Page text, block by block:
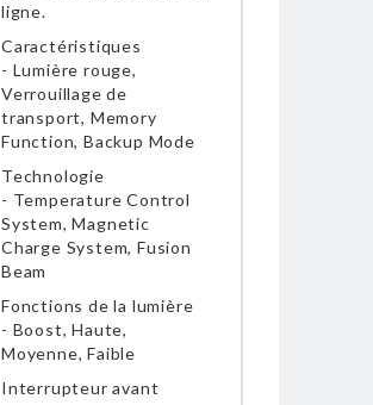
ligne.
Caractéristiques
- Lumière rouge,
Verrouillage de
transport, Memory
Function, Backup Mode
Technologie
- Temperature Control
System, Magnetic
Charge System, Fusion
Beam
Fonctions de la lumière
- Boost, Haute,
Moyenne, Faible
Interrupteur avant